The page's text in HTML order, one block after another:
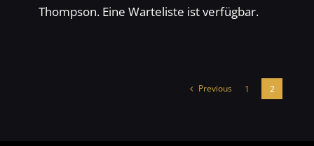
Thompson. Eine Warteliste ist verfügbar.
Previous 1 2